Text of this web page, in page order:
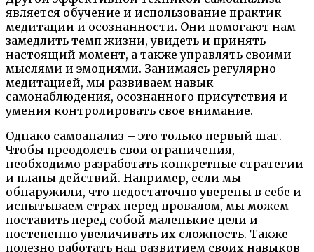
является обучение и использование практик
медитации и осознанности. Они помогают нам
замедлить темп жизни, увидеть и принять
настоящий момент, а также управлять своими
мыслями и эмоциями. Занимаясь регулярно
медитацией, мы развиваем навык
самонаблюдения, осознанного присутствия и
умения контролировать свое внимание.
Однако самоанализ – это только первый шаг.
Чтобы преодолеть свои ограничения,
необходимо разработать конкретные стратегии
и планы действий. Например, если мы
обнаружили, что недостаточно уверены в себе и
испытываем страх перед провалом, мы можем
поставить перед собой маленькие цели и
постепенно увеличивать их сложность. Также
полезно работать над развитием своих навыков